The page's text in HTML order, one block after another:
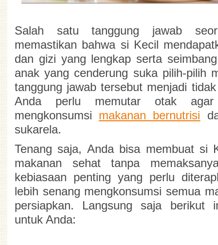
Salah satu tanggung jawab
memastikan bahwa si Kecil
dan gizi yang lengkap serta
anak yang cenderung suka pilih-pilih
tanggung jawab tersebut menjadi
Anda perlu memutar otak
mengkonsumsi makanan bernutrisi
sukarela.
Tenang saja, Anda bisa membuat si
makanan sehat tanpa
kebiasaan penting yang perlu
lebih senang mengkonsumsi semua
persiapkan. Langsung saja berikut
untuk Anda: